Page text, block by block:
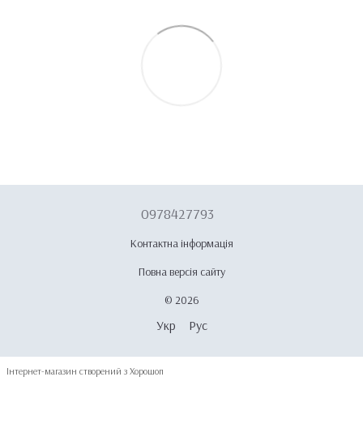
0978427793
Контактна інформація
Повна версія сайту
© 2026
Укр Рус
Інтернет-магазин створений з Хорошоп